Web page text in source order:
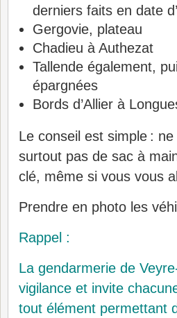
derniers faits en date
Gergovie, plateau
Chadieu à Authezat
Tallende également,
épargnées
Bords d’Allier à
Le conseil est simple :
surtout pas de sac à
clé, même si vous vous
Prendre en photo les
Rappel :
La gendarmerie de
vigilance et invite
tout élément permettant